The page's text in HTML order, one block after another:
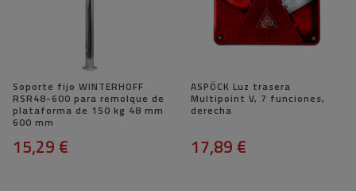
Soporte fijo WINTERHOFF
RSR48-600 para remolque de
plataforma de 150 kg 48 mm
600 mm
15,29 €
ASPÖCK Luz trasera
Multipoint V, 7 funciones,
derecha
17,89 €